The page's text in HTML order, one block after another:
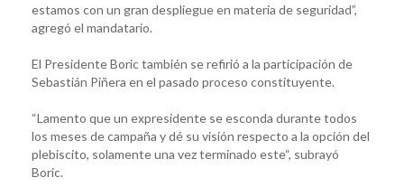
estamos con un gran despliegue en materia de seguridad”,
agregó el mandatario.
El Presidente Boric también se refirió a la participación de
Sebastián Piñera en el pasado proceso constituyente.
“Lamento que un expresidente se esconda durante todos
los meses de campaña y dé su visión respecto a la opción del
plebiscito, solamente una vez terminado este“, subrayó
Boric.